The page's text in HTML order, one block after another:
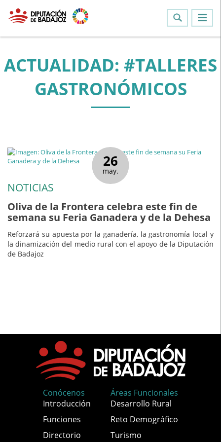
ACTUALIDAD: #TALLERES
GASTRONÓMICOS
26
may.
NOTICIAS
Oliva de la Frontera celebra este fin de
semana su Feria Ganadera y de la Dehesa
Reforzará su apuesta por la ganadería, la gastronomía local y
la dinamización del medio rural con el apoyo de la Diputación
de Badajoz
Conócenos
Introducción
Funciones
Directorio
Áreas Funcionales
Desarrollo Rural
Reto Demográfico
Turismo